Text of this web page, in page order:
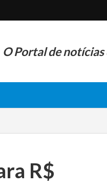
O Portal de notícias
R$